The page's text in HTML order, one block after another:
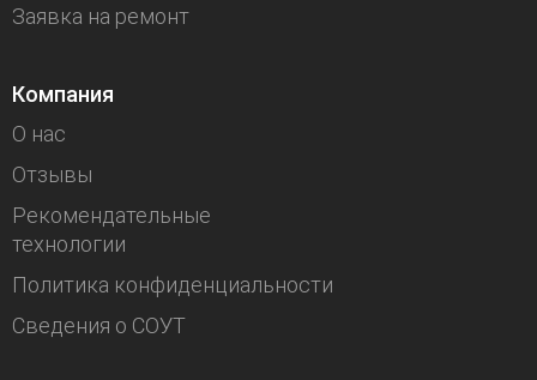
Заявка на ремонт
Компания
О нас
Отзывы
Рекомендательные
технологии
Политика конфиденциальности
Сведения о СОУТ